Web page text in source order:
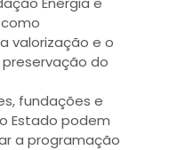
como
valorização e o
do
fundações e
Estado podem
a programação